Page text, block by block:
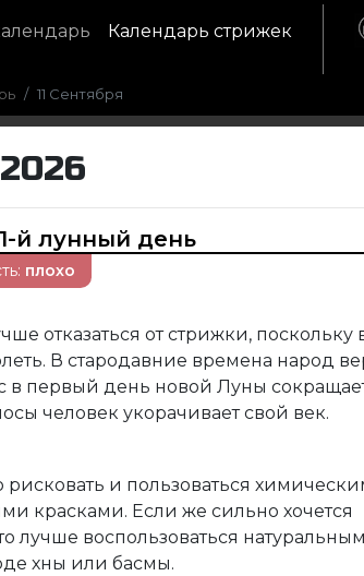
Календарь стрижек
11 Сентября
й лунный день
плохо
отказаться от стрижки, поскольку
В стародавние времена народ
в первый день новой Луны
человек укорачивает свой век.
рисковать и пользоваться
красками. Если же сильно хочется
лучше воспользоваться
хны или басмы.